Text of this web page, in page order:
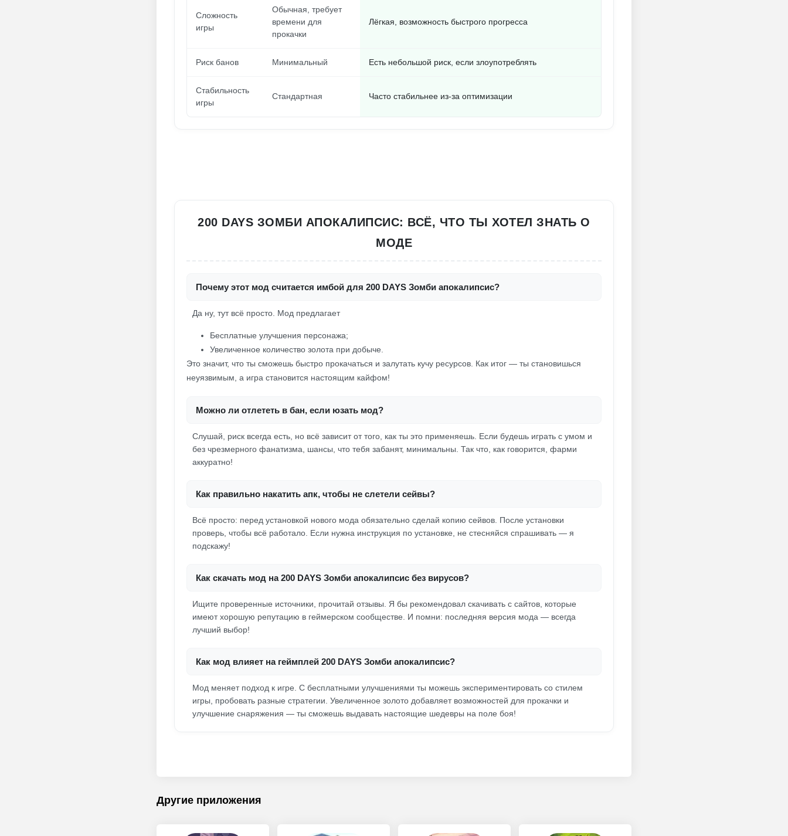
Сложность
игры
Обычная, требует
времени для
прокачки
Лёгкая, возможность быстрого прогресса
Риск банов Минимальный Есть небольшой риск, если злоупотреблять
Стабильность
игры
Стандартная Часто стабильнее из-за оптимизации
200 DAYS ЗОМБИ АПОКАЛИПСИС: ВСЁ, ЧТО ТЫ ХОТЕЛ ЗНАТЬ О
МОДЕ
Почему этот мод считается имбой для 200 DAYS Зомби апокалипсис?
Да ну, тут всё просто. Мод предлагает
Бесплатные улучшения персонажа;
Увеличенное количество золота при добыче.
Это значит, что ты сможешь быстро прокачаться и залутать кучу ресурсов. Как итог — ты становишься
неуязвимым, а игра становится настоящим кайфом!
Можно ли отлететь в бан, если юзать мод?
Слушай, риск всегда есть, но всё зависит от того, как ты это применяешь. Если будешь играть с умом и
без чрезмерного фанатизма, шансы, что тебя забанят, минимальны. Так что, как говорится, фарми
аккуратно!
Как правильно накатить апк, чтобы не слетели сейвы?
Всё просто: перед установкой нового мода обязательно сделай копию сейвов. После установки
проверь, чтобы всё работало. Если нужна инструкция по установке, не стесняйся спрашивать — я
подскажу!
Как скачать мод на 200 DAYS Зомби апокалипсис без вирусов?
Ищите проверенные источники, прочитай отзывы. Я бы рекомендовал скачивать с сайтов, которые
имеют хорошую репутацию в геймерском сообществе. И помни: последняя версия мода — всегда
лучший выбор!
Как мод влияет на геймплей 200 DAYS Зомби апокалипсис?
Мод меняет подход к игре. С бесплатными улучшениями ты можешь экспериментировать со стилем
игры, пробовать разные стратегии. Увеличенное золото добавляет возможностей для прокачки и
улучшение снаряжения — ты сможешь выдавать настоящие шедевры на поле боя!
Другие приложения